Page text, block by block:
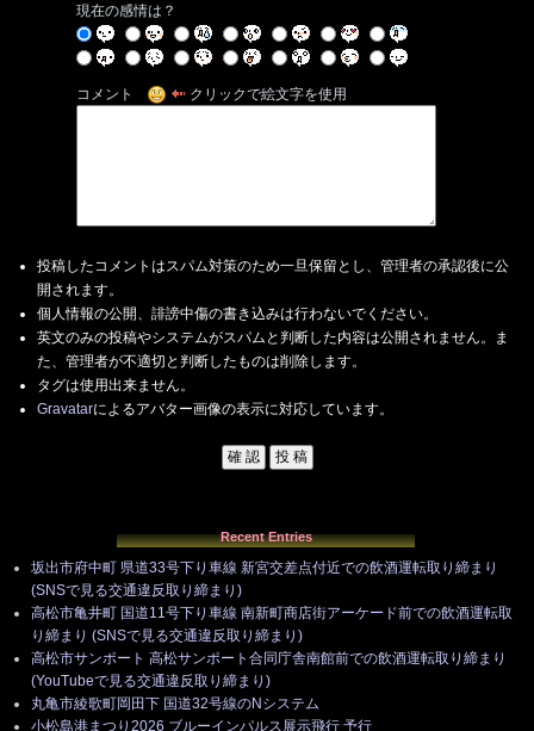
現在の感情は？
コメント クリックで絵文字を使用
投稿したコメントはスパム対策のため一旦保留とし、管理者の承認後に公
開されます。
個人情報の公開、誹謗中傷の書き込みは行わないでください。
英文のみの投稿やシステムがスパムと判断した内容は公開されません。ま
た、管理者が不適切と判断したものは削除します。
タグは使用出来ません。
Gravatarによるアバター画像の表示に対応しています。
Recent Entries
坂出市府中町 県道33号下り車線 新宮交差点付近での飲酒運転取り締まり
(SNSで見る交通違反取り締まり)
高松市亀井町 国道11号下り車線 南新町商店街アーケード前での飲酒運転取
り締まり (SNSで見る交通違反取り締まり)
高松市サンポート 高松サンポート合同庁舎南館前での飲酒運転取り締まり
(YouTubeで見る交通違反取り締まり)
丸亀市綾歌町岡田下 国道32号線のNシステム
小松島港まつり2026 ブルーインパルス展示飛行 予行